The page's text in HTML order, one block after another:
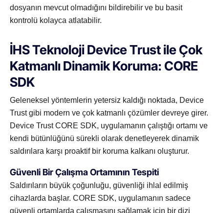
dosyanın mevcut olmadığını bildirebilir ve bu basit
kontrolü kolayca atlatabilir.
İHS Teknoloji Device Trust ile Çok
Katmanlı Dinamik Koruma: CORE
SDK
Geleneksel yöntemlerin yetersiz kaldığı noktada, Device
Trust gibi modern ve çok katmanlı çözümler devreye girer.
Device Trust CORE SDK, uygulamanın çalıştığı ortamı ve
kendi bütünlüğünü sürekli olarak denetleyerek dinamik
saldırılara karşı proaktif bir koruma kalkanı oluşturur.
Güvenli Bir Çalışma Ortamının Tespiti
Saldırıların büyük çoğunluğu, güvenliği ihlal edilmiş
cihazlarda başlar. CORE SDK, uygulamanın sadece
güvenli ortamlarda çalışmasını sağlamak için bir dizi